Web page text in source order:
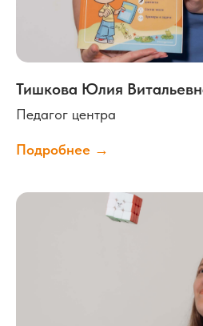
Тишкова Юлия
Педагог центра
Подробнее →
Контакты
annapestova-